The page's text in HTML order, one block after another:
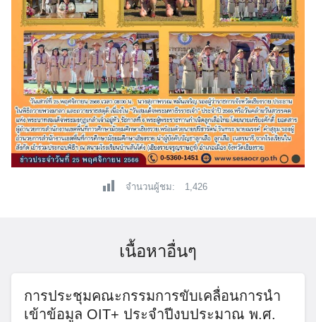
จำนวนผู้ชม: 1,426
เนื้อหาอื่นๆ
การประชุมคณะกรรมการขับเคลื่อนการนำ
เข้าข้อมูล OIT+ ประจำปีงบประมาณ พ.ศ.